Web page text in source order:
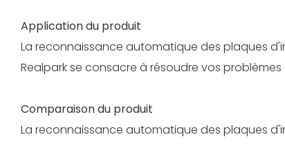
Application du produit
La reconnaissance automatique des plaques
Realpark se consacre à résoudre vos
Comparaison du produit
La reconnaissance automatique des plaques